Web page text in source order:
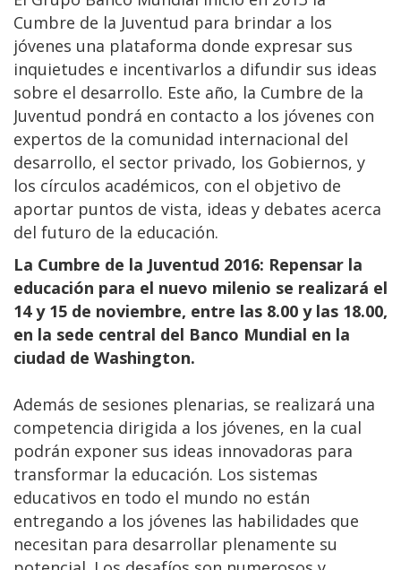
Cumbre de la Juventud para brindar a los
jóvenes una plataforma donde expresar sus
inquietudes e incentivarlos a difundir sus ideas
sobre el desarrollo. Este año, la Cumbre de la
Juventud pondrá en contacto a los jóvenes con
expertos de la comunidad internacional del
desarrollo, el sector privado, los Gobiernos, y
los círculos académicos, con el objetivo de
aportar puntos de vista, ideas y debates acerca
del futuro de la educación.
La Cumbre de la Juventud 2016: Repensar la
educación para el nuevo milenio se realizará el
14 y 15 de noviembre, entre las 8.00 y las 18.00,
en la sede central del Banco Mundial en la
ciudad de Washington.
Además de sesiones plenarias, se realizará una
competencia dirigida a los jóvenes, en la cual
podrán exponer sus ideas innovadoras para
transformar la educación. Los sistemas
educativos en todo el mundo no están
entregando a los jóvenes las habilidades que
necesitan para desarrollar plenamente su